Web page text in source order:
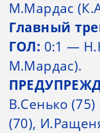
М.Мардас
Главный
ГОЛ: 0:1 —
М.Мардас).
В.Сенько
(70),